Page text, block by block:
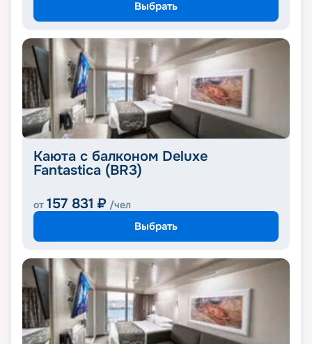
Выбрать
Каюта с балконом Deluxe
Fantastica (BR3)
от 157 831 ₽ /чел
Выбрать